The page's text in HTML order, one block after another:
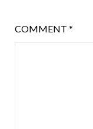
COMMENT *